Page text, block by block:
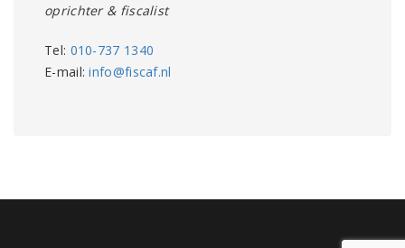
oprichter & fiscalist
Tel: 010-737 1340
E-mail:info@fiscaf.nl